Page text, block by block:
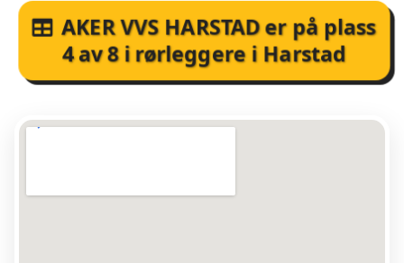
AKER VVS HARSTADer på plass
4 av8 irørleggere i Harstad